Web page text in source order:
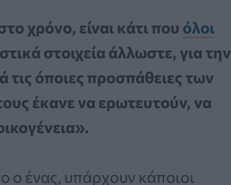
χρόνο, είναι κάτι που όλοι
στοιχεία άλλωστε, για την
τις όποιες προσπάθειες των
έκανε να ερωτευτούν, να
ο ένας, υπάρχουν κάποιοι